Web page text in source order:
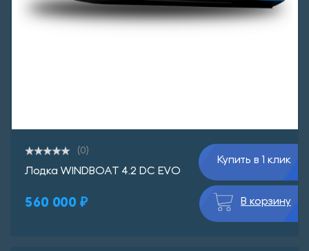
(0)
Лодка WINDBOAT 4.2 DC EVO
560 000 ₽
Купить в 1 клик
В корзину